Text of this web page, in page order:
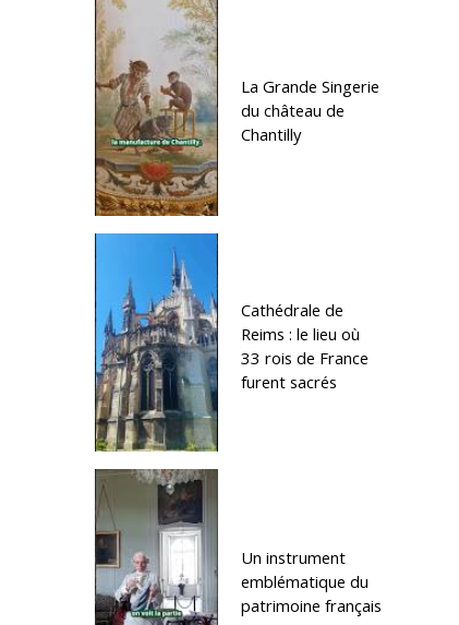
La Grande Singerie
du château de
Chantilly
Cathédrale de
Reims : le lieu où
33 rois de France
furent sacrés
Un instrument
emblématique du
patrimoine français